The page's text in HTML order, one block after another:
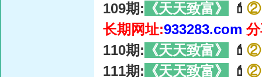
109期: 《天天致富》 💄 ②
长期网址:933283.com
110期: 《天天致富》 💄 ②
111期: 《天天致富》 💄 ②